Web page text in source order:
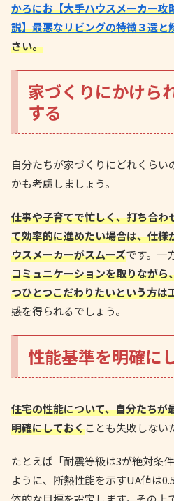
かろにお【大手ハウスメーカー攻
説】最悪なリビングの特徴３選と
さい。
家づくりにかけら
する
自分たちが家づくりにどれくらい
かも考慮しましょう。
仕事や子育てで忙しく、打ち合わ
て効率的に進めたい場合は、仕様
ウスメーカーがスムーズです。一
コミュニケーションを取りながら
つひとつこだわりたいという方は
感を得られるでしょう。
性能基準を明確に
住宅の性能について、自分たちが
明確にしておくことも失敗しない
たとえば「耐震等級は3が絶対条
ように、断熱性能を示すUA値は